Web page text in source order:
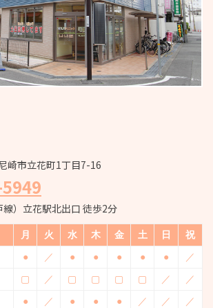
崎市立花町1丁目7-16
）立花駅北出口 徒歩2分
月 火 水 木 金 土 日
祝
● ／ ● ● ● ● ●
／
▢ ／ ▢ ▢ ▢ ▢ ／
／
● ／ ● ● ● ／ ／ ／